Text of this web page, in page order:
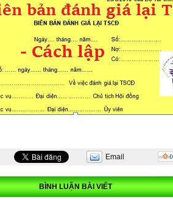
Email
BÌNH LUẬN BÀI VIẾT